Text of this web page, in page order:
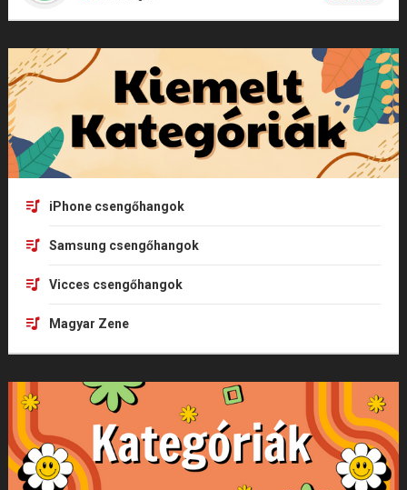
iPhone csengőhangok
Samsung csengőhangok
Vicces csengőhangok
Magyar Zene